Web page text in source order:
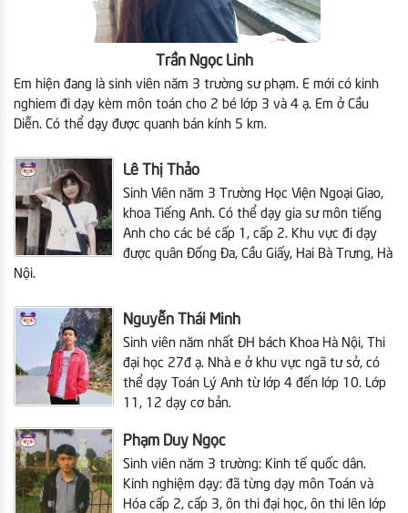
Trần Ngọc Linh
Em hiện đang là sinh viên năm 3 trường sư phạm. E mới có kinh
nghiem đi dạy kèm môn toán cho 2 bé lớp 3 và 4 ạ. Em ở Cầu
Diễn. Có thể dạy được quanh bán kính 5 km.
Lê Thị Thảo
Sinh Viên năm 3 Trường Học Viện Ngoại Giao,
khoa Tiếng Anh. Có thể dạy gia sư môn tiếng
Anh cho các bé cấp 1, cấp 2. Khu vực đi dạy
được quân Đống Đa, Cầu Giấy, Hai Bà Trưng, Hà
Nội.
Nguyễn Thái Minh
Sinh viên năm nhất ĐH bách Khoa Hà Nội,
Thi
đại học 27đ ạ. Nhà e ở khu vực ngã tư sở, có
thể dạy Toán Lý Anh từ lớp 4 đến lớp 10. Lớp
11, 12 dạy cơ bản.
Phạm Duy Ngọc
Sinh viên năm 3 trường: Kinh tế quốc dân.
Kinh nghiệm dạy: đã từng dạy môn Toán và
Hóa cấp 2, cấp 3, ôn thi đại học, ôn thi lên lớp